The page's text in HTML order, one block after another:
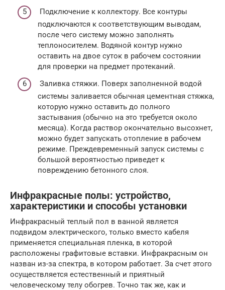
Подключение к коллектору. Все контуры
подключаются к соответствующим выводам,
после чего систему можно заполнять
теплоносителем. Водяной контур нужно
оставить на двое суток в рабочем состоянии
для проверки на предмет протеканий.
Заливка стяжки. Поверх заполненной водой
системы заливается обычная цементная стяжка,
которую нужно оставить до полного
застывания (обычно на это требуется около
месяца). Когда раствор окончательно высохнет,
можно будет запускать отопление в рабочем
режиме. Преждевременный запуск системы с
большой вероятностью приведет к
повреждению бетонного слоя.
Инфракрасные полы: устройство,
характеристики и способы установки
Инфракрасный теплый пол в ванной является
подвидом электрического, только вместо кабеля
применяется специальная пленка, в которой
расположены графитовые вставки. Инфракрасным он
назван из-за спектра, в котором работает. За счет этого
осуществляется естественный и приятный
человеческому телу обогрев. Точно так же, как и